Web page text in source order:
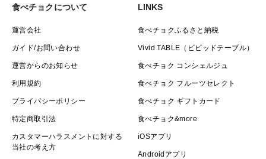
食べチョクについて
運営会社
ガイド/お問い合わせ
運営からのお知らせ
利用規約
プライバシーポリシー
特定商取引法
カスタマーハラスメントに対する
当社の考え方
LINKS
食べチョクふるさと納税
Vivid TABLE（ビビッドテーブル）
食べチョク コンシェルジュ
食べチョク フルーツセレクト
食べチョク ギフトカード
食べチョク&more
iOSアプリ
Androidアプリ